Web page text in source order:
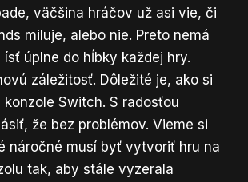
väčšina hráčov už asi vie, či
miluje, alebo nie. Preto nemá
úplne do hĺbky každej hry.
záležitosť. Dôležité je, ako si
konzole Switch. S radosťou
že bez problémov. Vieme si
náročné musí byť vytvoriť hru na
tak, aby stále vyzerala